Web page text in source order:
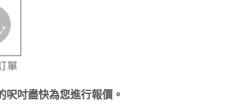
吋盡快為您進行報價。